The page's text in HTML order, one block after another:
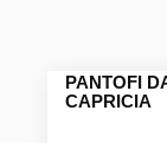
PANTOFI
CAPRICIA